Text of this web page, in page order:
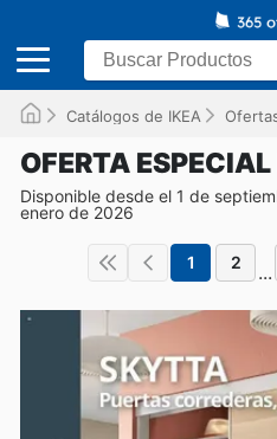
Catálogos de IKEA
OFERTA
Disponible desde el 1 de
enero de 2026
1 2 ...